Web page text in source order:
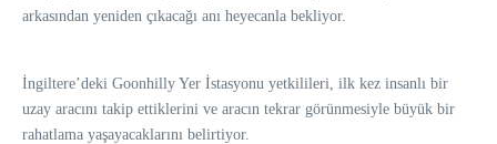
arkasından yeniden çıkacağı anı heyecanla bekliyor.
İngiltere’deki Goonhilly Yer İstasyonu yetkilileri, ilk kez insanlı bir
uzay aracını takip ettiklerini ve aracın tekrar görünmesiyle büyük bir
rahatlama yaşayacaklarını belirtiyor.